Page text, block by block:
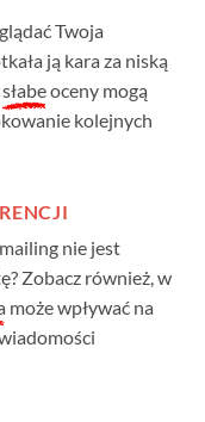
Twoja
ją kara za niską
słabeoceny mogą
kolejnych
nie jest
Zobacz również, w
może wpływać na